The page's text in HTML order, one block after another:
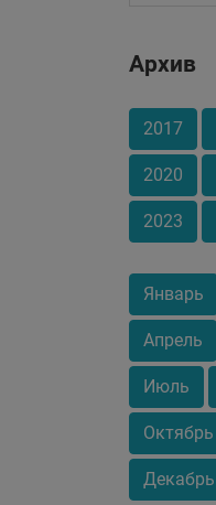
Архив
2017
2020
2023
Январь
Апрель
Июль
Октябрь
Декабрь